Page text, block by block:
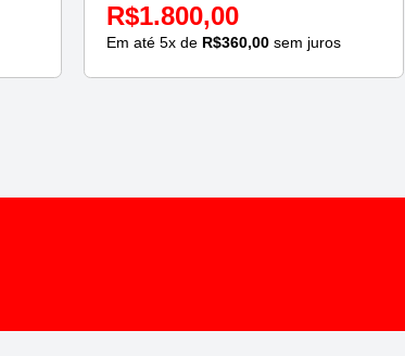
R$1.800,00
Em até 5x de R$360,00sem juros